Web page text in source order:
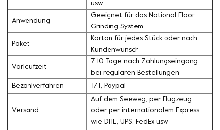
usw.
Anwendung
Geeignet für das National Floor
Grinding System
Paket
Karton für jedes Stück oder nach
Kundenwunsch
Vorlaufzeit
7-10 Tage nach Zahlungseingang
bei regulären Bestellungen
Bezahlverfahren T/T, Paypal
Versand
Auf dem Seeweg, per Flugzeug
oder per internationalem Express,
wie DHL, UPS, FedEx usw